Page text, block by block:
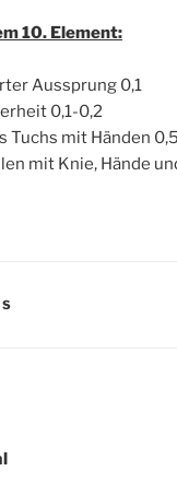
10. Element:
Aussprung 0,1
0,1-0,2
Tuchs mit Händen 0,5
mit Knie, Hände